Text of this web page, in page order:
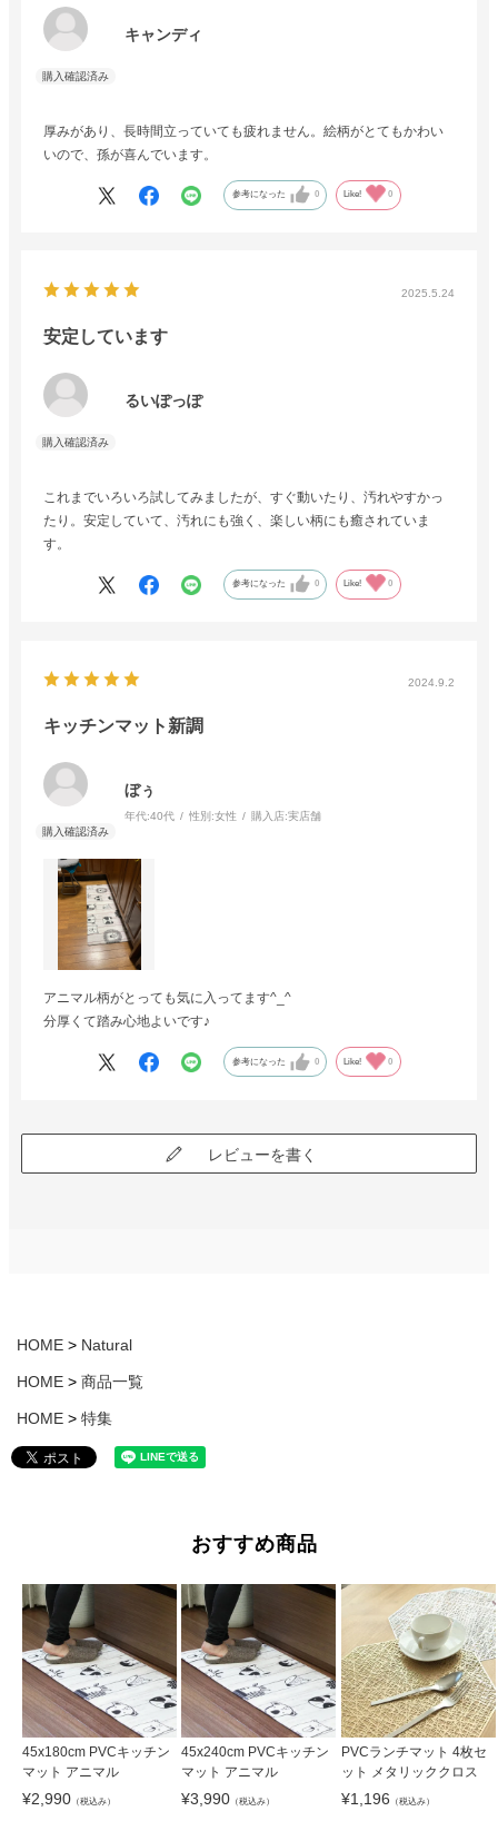
キャンディ
厚みがあり、長時間立っていても疲れません。絵柄がとてもかわい
いので、孫が喜んでいます。
参考になった 0 Like! 0
2025.5.24
安定しています
るいぽっぽ
これまでいろいろ試してみましたが、すぐ動いたり、汚れやすかっ
たり。安定していて、汚れにも強く、楽しい柄にも癒されていま
す。
参考になった 0 Like! 0
2024.9.2
キッチンマット新調
ぼぅ
年代:40代 性別:女性 購入店:実店舗
アニマル柄がとっても気に入ってます^_^
分厚くて踏み心地よいです♪
参考になった 0 Like! 0
レビューを書く
HOME Natural
HOME 商品一覧
HOME 特集
おすすめ商品
45x180cm PVCキッチン
マット アニマル
¥2,990 （税込み）
45x240cm PVCキッチン
マット アニマル
¥3,990 （税込み）
PVCランチマット 4枚セ
ット メタリッククロス
¥1,196 （税込み）